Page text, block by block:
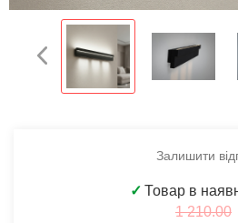
Залишити
✓ Товар в
1 210.00